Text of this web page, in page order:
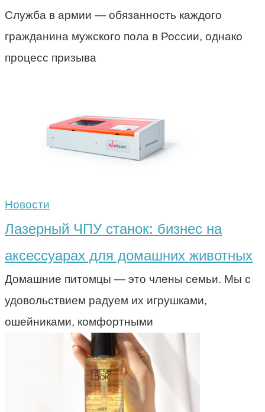
Служба в армии — обязанность каждого
гражданина мужского пола в России, однако
процесс призыва
Новости
Лазерный ЧПУ станок: бизнес на
аксессуарах для домашних животных
Домашние питомцы — это члены семьи. Мы с
удовольствием радуем их игрушками,
ошейниками, комфортными